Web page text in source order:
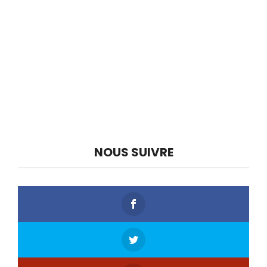
NOUS SUIVRE